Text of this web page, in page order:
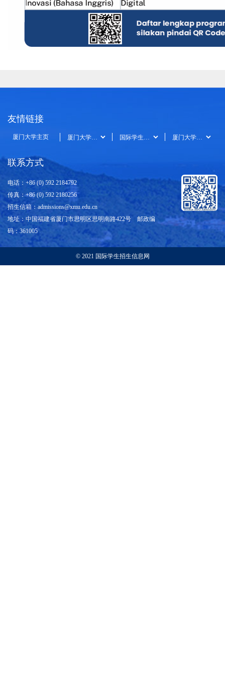
友情链接
厦门大学主页
联系方式
电话：+86 (0) 592 2184792
传真：+86 (0) 592 2180256
招生信箱： admissions@xmu.edu.cn
地址：中国福建省厦门市思明区思明南路422号 邮政编
码：361005
© 2021 国际学生招生信息网